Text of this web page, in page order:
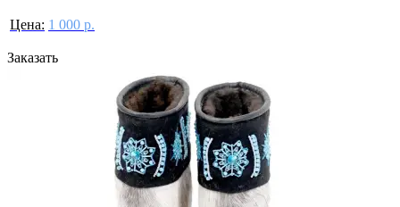
Цена: 1 000 р.
Заказать